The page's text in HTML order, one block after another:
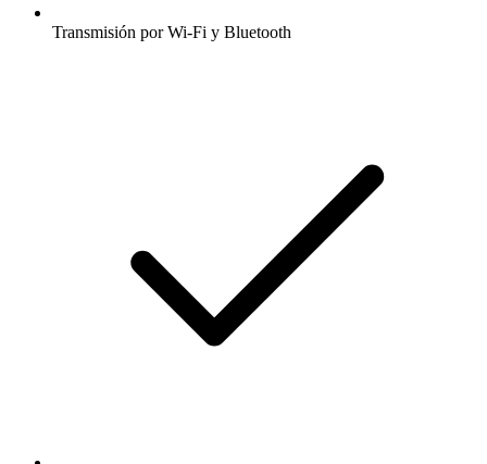
Transmisión por Wi-Fi y Bluetooth